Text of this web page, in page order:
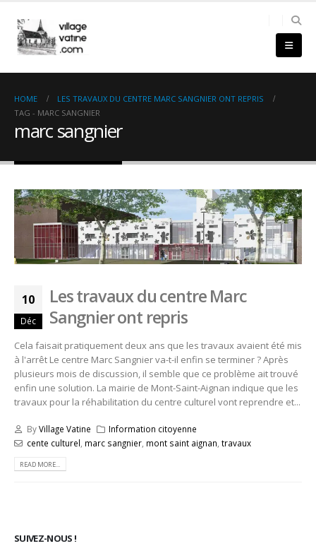
HOME
LES TRAVAUX DU CENTRE MARC SANGNIER ONT REPRIS
TAG - MARC SANGNIER
marc sangnier
10
Déc
Les travaux du centre Marc
Sangnier ont repris
Cela faisait pratiquement deux ans que les travaux avaient été mis
à l'arrêt Le centre Marc Sangnier va-t-il enfin se terminer ? Après
plusieurs mois de discussion, il semble que ce problème ait trouvé
enfin une solution. La mairie de Mont-Saint-Aignan indique que les
travaux pour la réhabilitation du centre culturel vont reprendre et...
ByVillage Vatine
Information citoyenne
cente culturel, marc sangnier, mont saint aignan, travaux
READ MORE...
SUIVEZ-NOUS !